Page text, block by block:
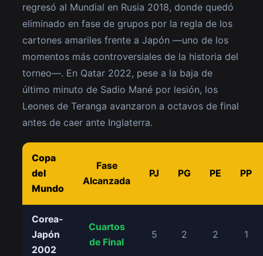
regresó al Mundial en Rusia 2018, donde quedó
eliminado en fase de grupos por la regla de los
cartones amariles frente a Japón —uno de los
momentos más controversiales de la historia del
torneo—. En Qatar 2022, pese a la baja de
último minuto de Sadio Mané por lesión, los
Leones de Teranga avanzaron a octavos de final
antes de caer ante Inglaterra.
Copa
del
Mundo
Fase
Alcanzada
PJ PG PE PP
Corea-
Japón
2002
Cuartos
de Final
5 2 2 1